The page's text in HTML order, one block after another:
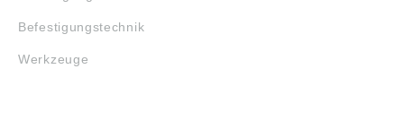
Befestigungstechnik
Werkzeuge